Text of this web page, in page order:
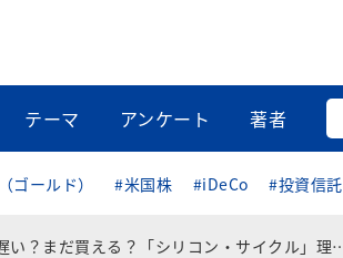
テーマ アンケート 著者
ゴールド） #米国株 #iDeCo #投資信託
だ買える？「シリコン・サイクル」理解で半導体株の「買い時」を見極める（窪田真之）